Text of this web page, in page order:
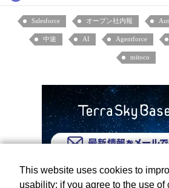
Salesforce オープン社内報
中途 AI Agentforce
mitoco
This website uses cookies to
usability; if you agree to the use of